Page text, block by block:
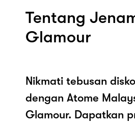
Tentang
Glamour
Nikmati tebusan
dengan Atome
Glamour. Dapatkan